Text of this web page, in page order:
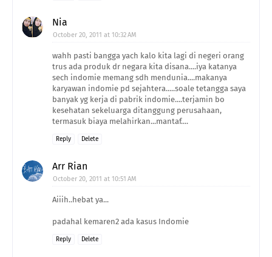
Nia
October 20, 2011 at 10:32 AM
wahh pasti bangga yach kalo kita lagi di negeri orang
trus ada produk dr negara kita disana....iya katanya
sech indomie memang sdh mendunia....makanya
karyawan indomie pd sejahtera.....soale tetangga saya
banyak yg kerja di pabrik indomie....terjamin bo
kesehatan sekeluarga ditanggung perusahaan,
termasuk biaya melahirkan...mantaf....
Reply Delete
Arr Rian
October 20, 2011 at 10:51 AM
Aiiih..hebat ya...
padahal kemaren2 ada kasus Indomie
Reply Delete